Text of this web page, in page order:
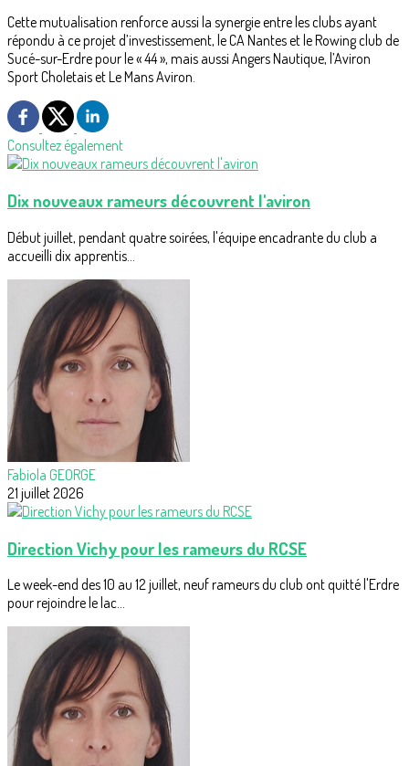
Cette mutualisation renforce aussi la synergie entre les clubs ayant
répondu à ce projet d’investissement, le CA Nantes et le Rowing club de
Sucé-sur-Erdre pour le « 44 », mais aussi Angers Nautique, l’Aviron
Sport Choletais et Le Mans Aviron.
Consultez également
Dix nouveaux rameurs découvrent l'aviron
Début juillet, pendant quatre soirées, l'équipe encadrante du club a
accueilli dix apprentis...
Fabiola GEORGE
21 juillet 2026
Direction Vichy pour les rameurs du RCSE
Le week-end des 10 au 12 juillet, neuf rameurs du club ont quitté l'Erdre
pour rejoindre le lac...